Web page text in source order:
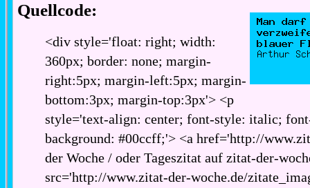
Quellcode:
<div style='float: right; width:
360px; border: none; margin-
right:5px; margin-left:5px; margin-
bottom:3px; margin-top:3px'> <p
style='text-align: center; font-style: italic;
background: #00ccff;'> <a href='http://
der Woche / oder Tageszitat auf zitat-der-
src='http://www.zitat-der-woche.de/